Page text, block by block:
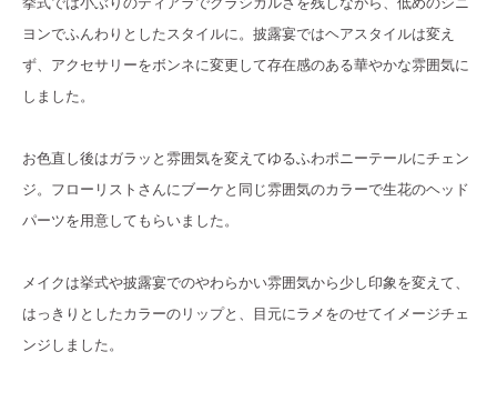
ヨンでふんわりとしたスタイルに。披露宴ではヘアスタイルは変え
ず、アクセサリーをボンネに変更して存在感のある華やかな雰囲気に
しました。
お色直し後はガラッと雰囲気を変えてゆるふわポニーテールにチェン
ジ。フローリストさんにブーケと同じ雰囲気のカラーで生花のヘッド
パーツを用意してもらいました。
メイクは挙式や披露宴でのやわらかい雰囲気から少し印象を変えて、
はっきりとしたカラーのリップと、目元にラメをのせてイメージチェ
ンジしました。